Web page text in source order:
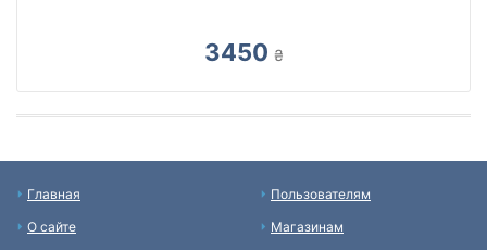
3450 ₴
Главная
О сайте
Пользователям
Магазинам